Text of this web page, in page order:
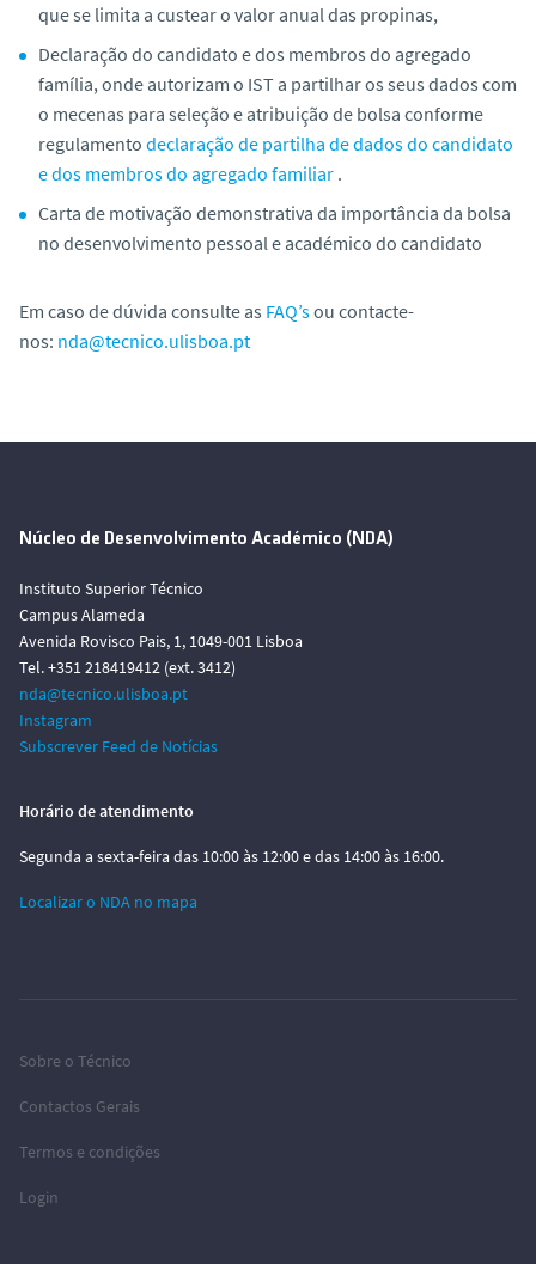
que se limita a custear o valor anual das propinas,
Declaração do candidato e dos membros do agregado
família, onde autorizam o IST a partilhar os seus dados com
o mecenas para seleção e atribuição de bolsa conforme
regulamento declaração de partilha de dados do candidato
e dos membros do agregado familiar .
Carta de motivação demonstrativa da importância da bolsa
no desenvolvimento pessoal e académico do candidato
Em caso de dúvida consulte as FAQ’sou contacte-
nos: nda@tecnico.ulisboa.pt
Núcleo de Desenvolvimento Académico (NDA)
Instituto Superior Técnico
Campus Alameda
Avenida Rovisco Pais, 1, 1049-001 Lisboa
Tel. +351 218419412 (ext. 3412)
nda@tecnico.ulisboa.pt
Instagram
Subscrever Feed de Notícias
Horário de atendimento
Segunda a sexta-feira das 10:00 às 12:00 e das 14:00 às 16:00.
Localizar o NDA no mapa
Sobre o Técnico
Contactos Gerais
Termos e condições
Login